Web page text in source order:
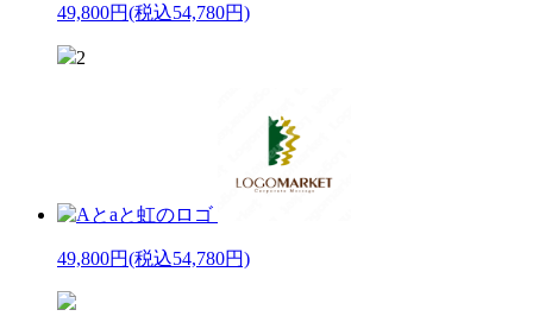
49,800円(税込54,780円)
2
49,800円(税込54,780円)